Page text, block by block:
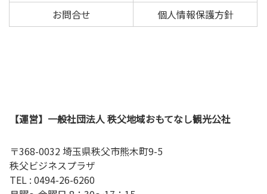
お問合せ
個人情報保護方針
【運営】一般社団法人 秩父地域おもてなし観光公社
〒368-0032 埼玉県秩父市熊木町9-5
秩父ビジネスプラザ
TEL : 0494-26-6260